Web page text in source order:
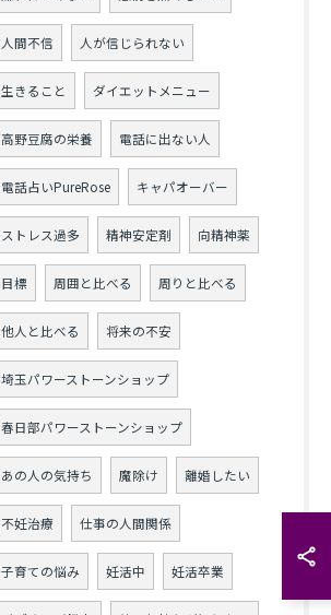
人間不信 人が信じられない
生きること ダイエットメニュー
高野豆腐の栄養 電話に出ない人
電話占いPureRose キャパオーバー
ストレス過多 精神安定剤 向精神薬
目標 周囲と比べる 周りと比べる
他人と比べる 将来の不安
埼玉パワーストーンショップ
春日部パワーストーンショップ
あの人の気持ち 魔除け 離婚したい
不妊治療 仕事の人間関係
子育ての悩み 妊活中 妊活卒業